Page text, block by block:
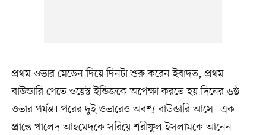
প্রথম ওভার মেডেন দিয়ে দিনটা শুরু করেন ইবাদত, প্রথম
বাউন্ডারি পেতে ওয়েস্ট ইন্ডিজকে অপেক্ষা করতে হয় দিনের ৬ষ্ঠ
ওভার পর্যন্ত। পরের দুই ওভারেও অবশ্য বাউন্ডারি আসে। এক
প্রান্তে খালেদ আহমেদকে সরিয়ে শরীফুল ইসলামকে আনেন